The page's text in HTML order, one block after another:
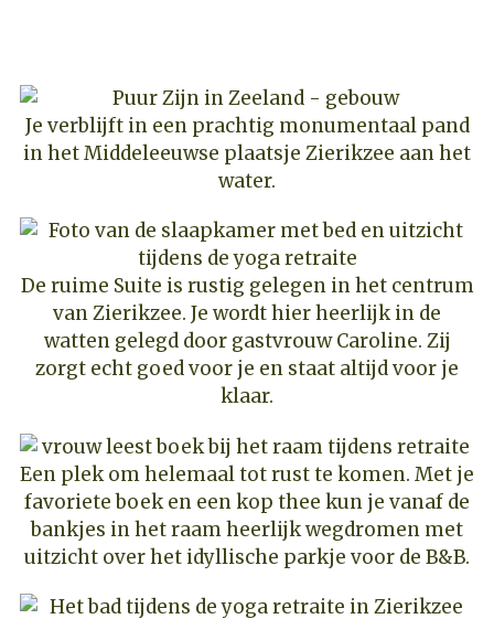
Je verblijft in een prachtig monumentaal pand
in het Middeleeuwse plaatsje Zierikzee aan het
water.
De ruime Suite is rustig gelegen in het centrum
van Zierikzee. Je wordt hier heerlijk in de
watten gelegd door gastvrouw Caroline. Zij
zorgt echt goed voor je en staat altijd voor je
klaar.
Een plek om helemaal tot rust te komen. Met je
favoriete boek en een kop thee kun je vanaf de
bankjes in het raam heerlijk wegdromen met
uitzicht over het idyllische parkje voor de B&B.